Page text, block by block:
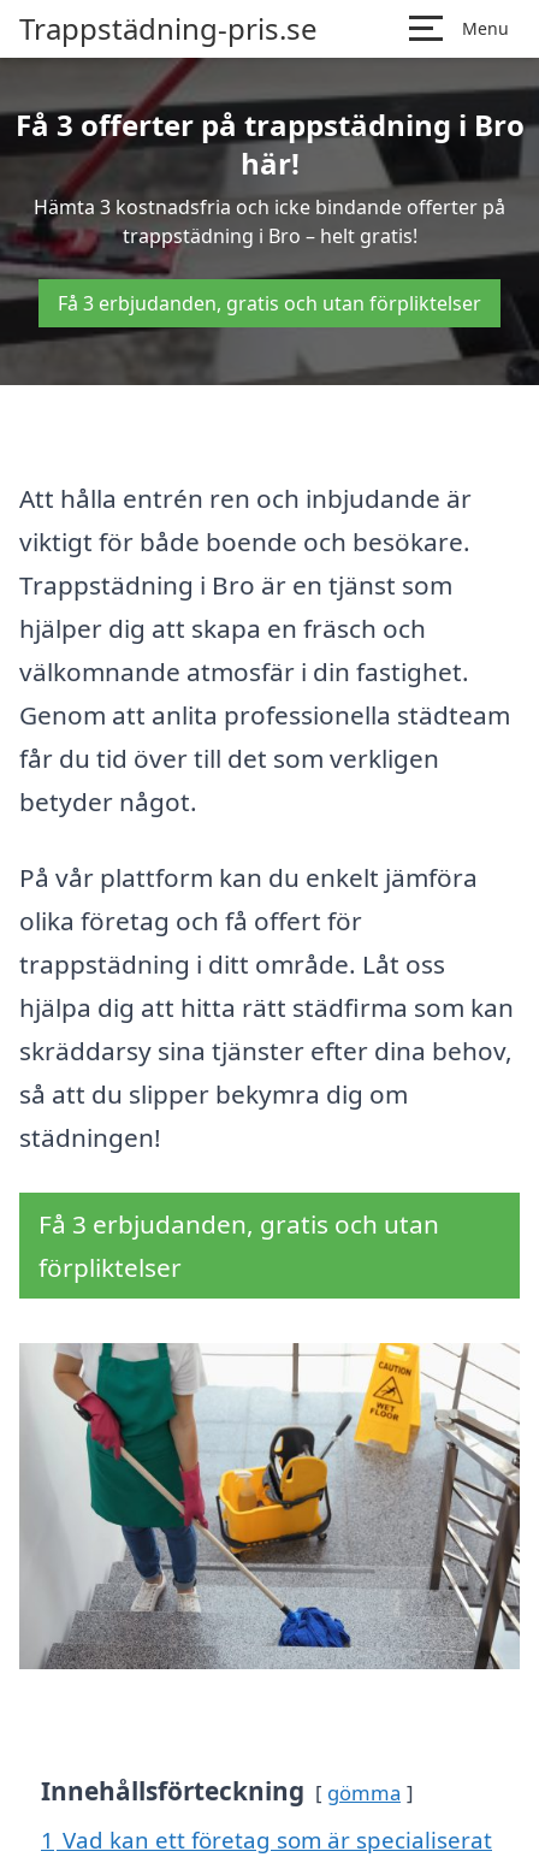
Trappstädning-pris.se Menu
Få 3 offerter på trappstädning i Bro
här!
Hämta 3 kostnadsfria och icke bindande offerter på
trappstädning i Bro – helt gratis!
Få 3 erbjudanden, gratis och utan förpliktelser
Att hålla entrén ren och inbjudande är
viktigt för både boende och besökare.
Trappstädning i Bro är en tjänst som
hjälper dig att skapa en fräsch och
välkomnande atmosfär i din fastighet.
Genom att anlita professionella städteam
får du tid över till det som verkligen
betyder något.
På vår plattform kan du enkelt jämföra
olika företag och få offert för
trappstädning i ditt område. Låt oss
hjälpa dig att hitta rätt städfirma som kan
skräddarsy sina tjänster efter dina behov,
så att du slipper bekymra dig om
städningen!
Få 3 erbjudanden, gratis och utan
förpliktelser
Innehållsförteckning gömma
1 Vad kan ett företag som är specialiserat